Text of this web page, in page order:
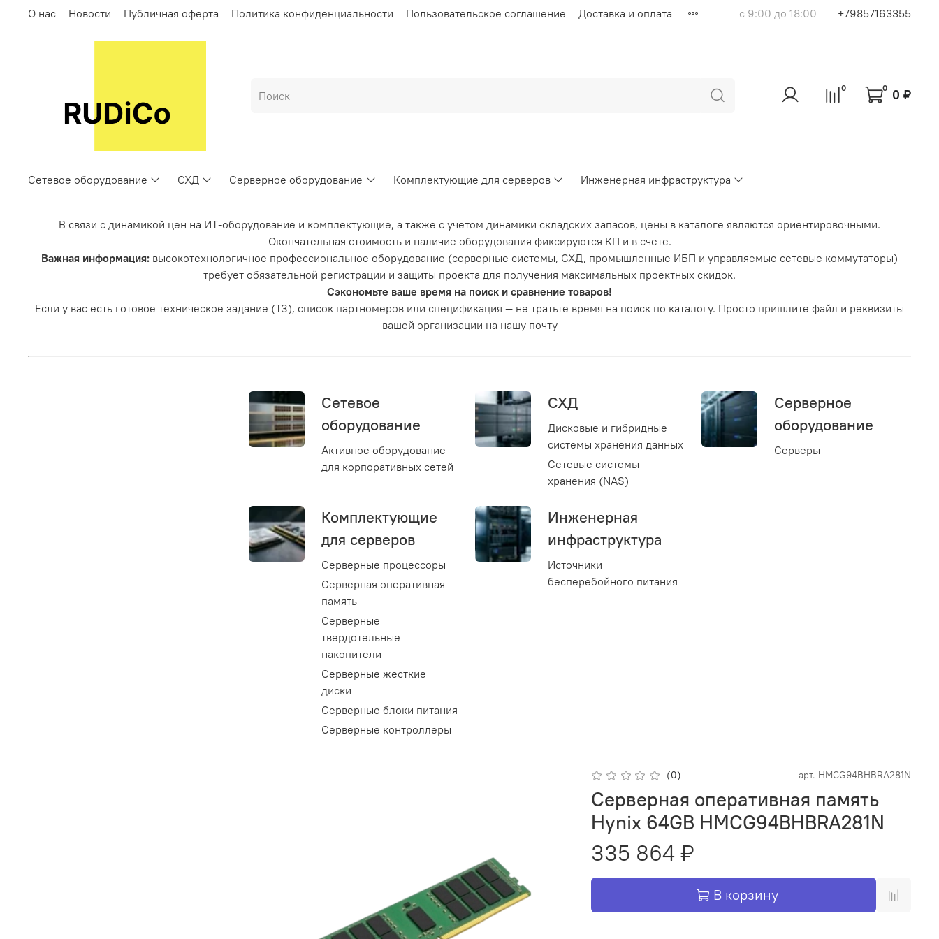
О нас Новости Публичная оферта Политика конфиденциальности Пользовательское соглашение Доставка и оплата с 9:00 до 18:00 +79857163355
0 0 0 ₽
Сетевое оборудование СХД Серверное оборудование Комплектующие для серверов Инженерная инфраструктура
В связи с динамикой цен на ИТ-оборудование и комплектующие, а также с учетом динамики складских запасов, цены в каталоге являются ориентировочными.
Окончательная стоимость и наличие оборудования фиксируются КП и в счете.
Важная информация: высокотехнологичное профессиональное оборудование (серверные системы, СХД, промышленные ИБП и управляемые сетевые коммутаторы)
требует обязательной регистрации и защиты проекта для получения максимальных проектных скидок.
Сэкономьте ваше время на поиск и сравнение товаров!
Если у вас есть готовое техническое задание (ТЗ), список партномеров или спецификация — не тратьте время на поиск по каталогу. Просто пришлите файл и реквизиты
вашей организации на нашу почту
Сетевое
оборудование
Активное оборудование
для корпоративных сетей
СХД
Дисковые и гибридные
системы хранения данных
Сетевые системы
хранения (NAS)
Серверное
оборудование
Серверы
Комплектующие
для серверов
Серверные процессоры
Серверная оперативная
память
Серверные
твердотельные
накопители
Серверные жесткие
диски
Серверные блоки питания
Серверные контроллеры
Инженерная
инфраструктура
Источники
бесперебойного питания
(0) арт. HMCG94BHBRA281N
Серверная оперативная память
Hynix 64GB HMCG94BHBRA281N
335 864 ₽
В корзину